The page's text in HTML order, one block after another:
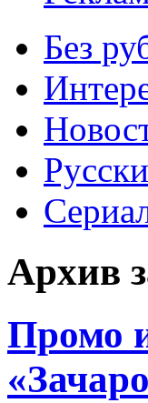
Без
Архив
Промо